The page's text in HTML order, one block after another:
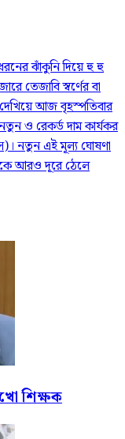
ঝাঁকুনি দিয়ে হু হু
তেজাবি স্বর্ণের বা
দেখিয়ে আজ বৃহস্পতিবার
ও রেকর্ড দাম কার্যকর
নতুন এই মূল্য ঘোষণা
আরও দূরে ঠেলে
শিক্ষক